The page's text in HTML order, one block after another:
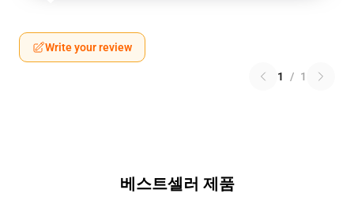
Write your review
1 / 1
베스트셀러 제품